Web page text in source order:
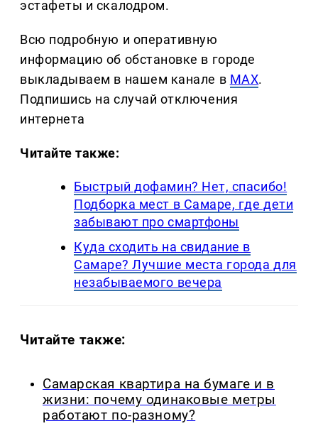
эстафеты и скалодром.
Всю подробную и оперативную
информацию об обстановке в городе
выкладываем в нашем канале в MAX.
Подпишись на случай отключения
интернета
Читайте также:
Быстрый дофамин? Нет, спасибо!
Подборка мест в Самаре, где дети
забывают про смартфоны
Куда сходить на свидание в
Самаре? Лучшие места города для
незабываемого вечера
Читайте также:
Самарская квартира на бумаге и в
жизни: почему одинаковые метры
работают по-разному?